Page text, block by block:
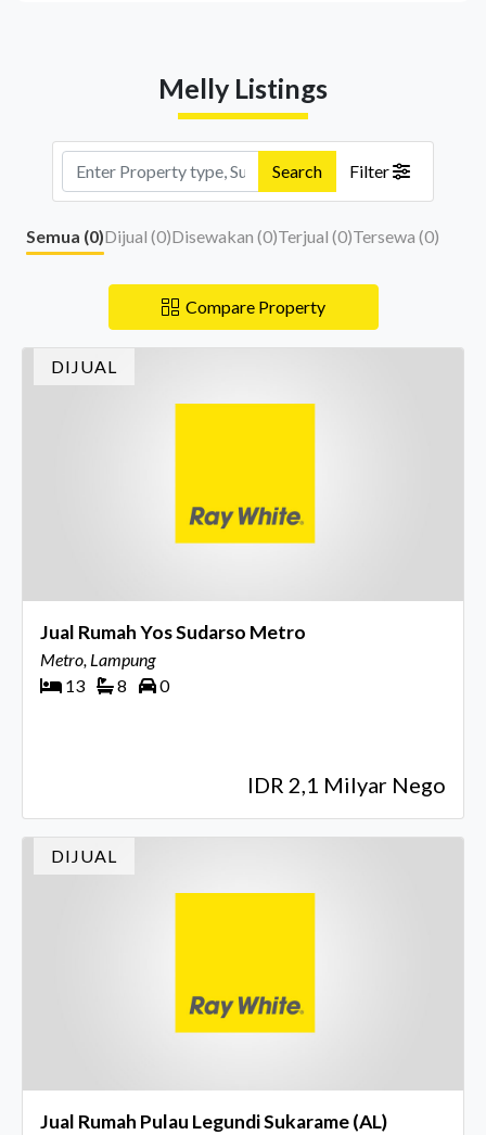
Melly Listings
Search Filter
Semua (0)Dijual (0)Disewakan (0)Terjual (0)Tersewa (0)
Compare Property
DIJUAL
Jual Rumah Yos Sudarso Metro
Metro, Lampung
13
8 0
IDR 2,1 Milyar Nego
DIJUAL
Jual Rumah Pulau Legundi Sukarame (AL)